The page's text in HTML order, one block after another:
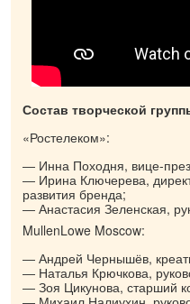
Состав творческой
«Ростелеком»:
Инна Походня, вице-
Ирина Ключерева,
развития бренда;
Анастасия Зеленская,
MullenLowe Moscow:
Андрей Чернышёв,
Наталья Крючкова,
Зоя Цикунова, старший